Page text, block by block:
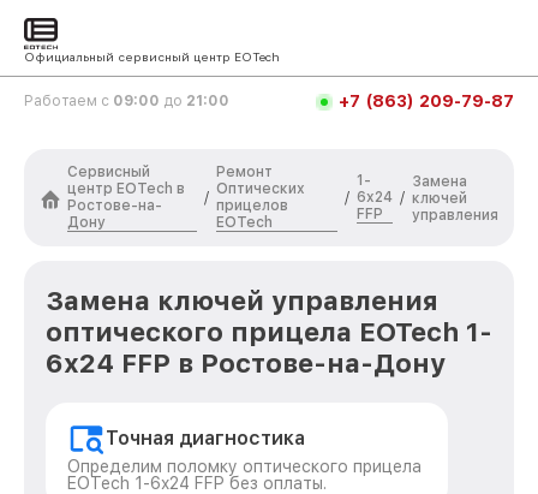
Официальный сервисный центр EOTech
Работаем с 09:00 до 21:00 +7 (863) 209-79-87
Сервисный
центр EOTech в
Ростове-на-
Дону
/
Ремонт
Оптических
прицелов
EOTech
/
1-
6x24
FFP
/
Замена
ключей
управления
Замена ключей управления
оптического прицела EOTech 1-
6x24 FFP в Ростове-на-Дону
Точная диагностика
Определим поломку оптического прицела
EOTech 1-6x24 FFP без оплаты.